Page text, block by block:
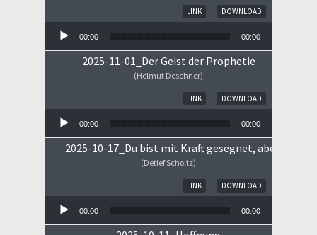
DOWNLOAD
LINK
00:00 00:00
2025-11-01_Der Geist der Prophetie
(Helmut Deschner)
DOWNLOAD
LINK
00:00 00:00
2025-10-17_Du bist mit Kraft gesegnet, aber ...
(Detlef Scholtz)
DOWNLOAD
LINK
00:00 00:00